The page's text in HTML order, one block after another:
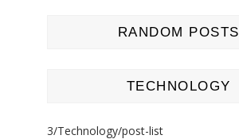
RANDOM POSTS
TECHNOLOGY
3/Technology/post-list